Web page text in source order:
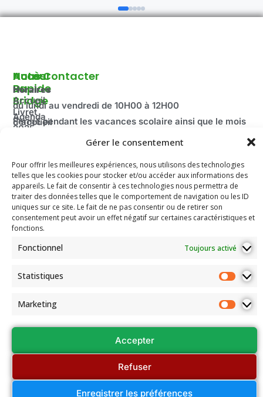
Gérer le consentement
Pour offrir les meilleures expériences, nous utilisons des technologies
telles que les cookies pour stocker et/ou accéder aux informations des
appareils. Le fait de consentir à ces technologies nous permettra de
traiter des données telles que le comportement de navigation ou les ID
uniques sur ce site. Le fait de ne pas consentir ou de retirer son
consentement peut avoir un effet négatif sur certaines caractéristiques et
fonctions.
Fonctionnel Toujours activé
Statistiques
Marketing
Accepter
Refuser
Enregistrer les préférences
Autour
Du
Bridge
Livret
d'accueil
La
Fédération
Française
de Bridge
Accès
Rapide
Accueil
Agenda
2025-
du Comité
Jeunesse
Mentions
Légales
Les
de
Assemblées
et Conseils
Nous Contacter
Horaires
du lundi au vendredi de 10H00 à 12H00
Fermé pendant les vacances scolaire ainsi que le mois
69260 Charbonnières-les-Bains
Email: secretariat.colybridge@gmail.com
Tél: 04 78 42 10 89
© Colybridge 2026